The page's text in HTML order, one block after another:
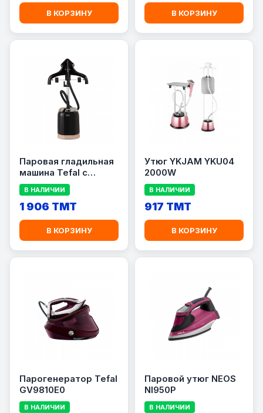
В КОРЗИНУ В КОРЗИНУ
Паровая гладильная
машина Tefal с
подставкой:
IT3470M0
В НАЛИЧИИ
1 906 TMT
В КОРЗИНУ
Утюг YKJAM YKU04
2000W
В НАЛИЧИИ
917 TMT
В КОРЗИНУ
Парогенератор Tefal
GV9810E0
В НАЛИЧИИ
Паровой утюг NEOS
NI950P
В НАЛИЧИИ